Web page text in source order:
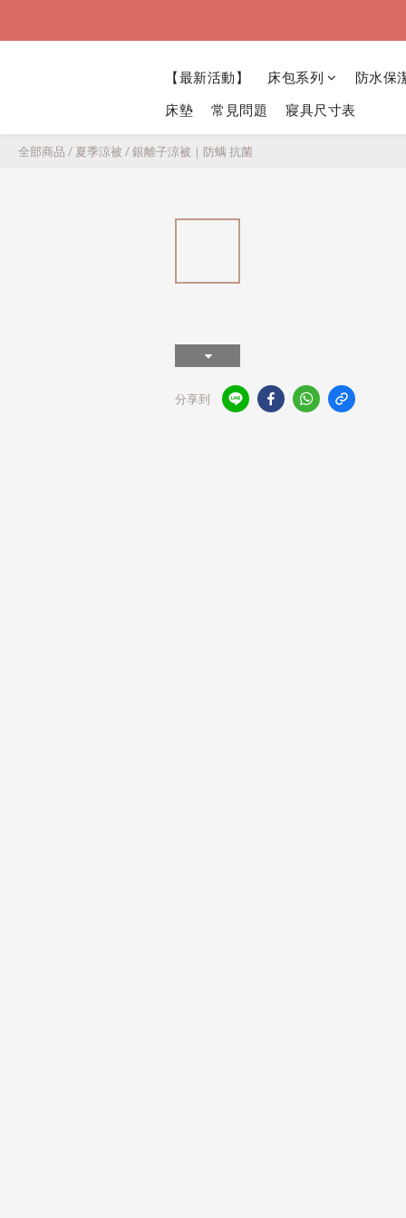
【最新活動】 床包系列
防水保
床墊
常見問題 寢具尺寸表
全部商品 / 夏季涼被 /銀離子涼被｜防螨 抗菌
分享到